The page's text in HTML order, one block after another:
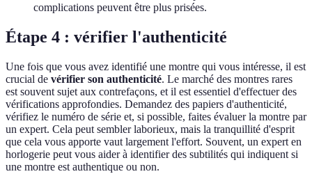
complications peuvent être plus prisées.
Étape 4 : vérifier l'authenticité
Une fois que vous avez identifié une montre qui vous intéresse, il est
crucial de vérifier son authenticité. Le marché des montres rares
est souvent sujet aux contrefaçons, et il est essentiel d'effectuer des
vérifications approfondies. Demandez des papiers d'authenticité,
vérifiez le numéro de série et, si possible, faites évaluer la montre par
un expert. Cela peut sembler laborieux, mais la tranquillité d'esprit
que cela vous apporte vaut largement l'effort. Souvent, un expert en
horlogerie peut vous aider à identifier des subtilités qui indiquent si
une montre est authentique ou non.